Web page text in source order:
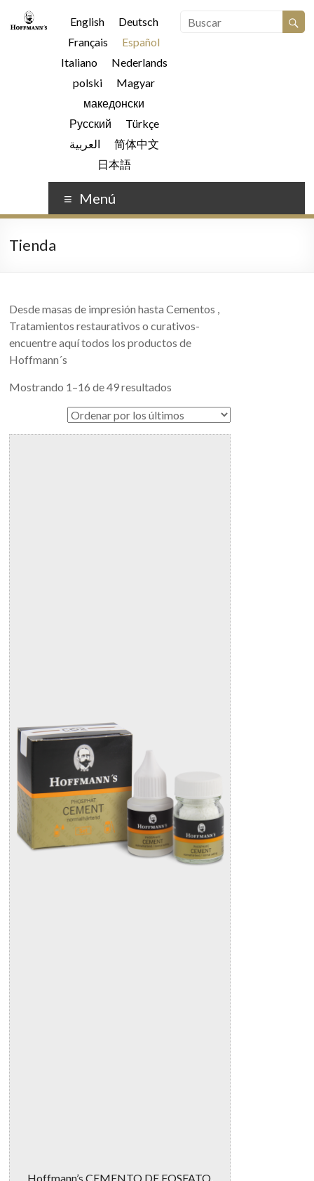
English
Deutsch
Français
Español
Italiano
Nederlands
polski
Magyar
македонски
Русский
Türkçe
العربية
简体中文
日本語
Menú
Tienda
Desde masas de impresión hasta Cementos ,
Tratamientos restaurativos o curativos-
encuentre aquí todos los productos de
Hoffmann´s
Mostrando 1–16 de 49 resultados
Hoffmann’s CEMENTO DE FOSFATO,